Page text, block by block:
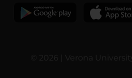
© 2026 | Verona University